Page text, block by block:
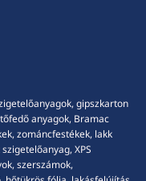
gipszkarton
anyagok, Bramac
zománcfestékek, lakk
XPS
szerszámok,